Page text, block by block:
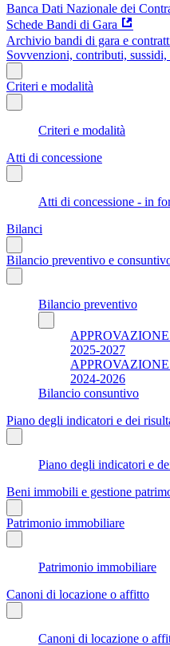
Banca Dati Nazionale dei
Schede Bandi di Gara
Archivio bandi di gara e
Sovvenzioni, contributi,
Criteri e modalità
Criteri e modalità
Atti di concessione
Atti di concessione - in
Bilanci
Bilancio preventivo e
Bilancio preventivo
2025-2027
2024-2026
Bilancio consuntivo
Piano degli indicatori e dei
Piano degli indicatori e
Beni immobili e gestione
Patrimonio immobiliare
Patrimonio immobiliare
Canoni di locazione o affitto
Canoni di locazione o